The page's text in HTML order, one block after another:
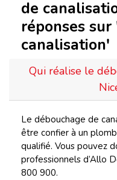
de
réponses
canalisation'
Qui réalise le
Le débouchage de
être confier à un
qualifié. Vous pouvez
professionnels d’Allo
800 900.